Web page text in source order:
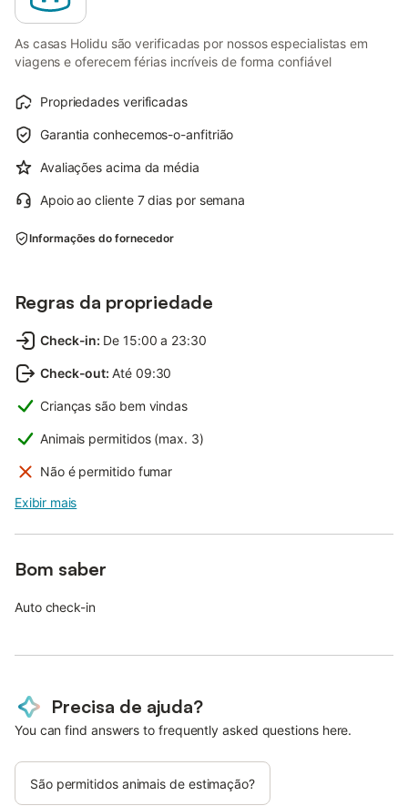
As casas Holidu são verificadas por nossos especialistas em
viagens e oferecem férias incríveis de forma confiável
Propriedades verificadas
Garantia conhecemos-o-anfitrião
Avaliações acima da média
Apoio ao cliente 7 dias por semana
Informações do fornecedor
Regras da propriedade
Check-in: De 15:00 a 23:30
Check-out: Até 09:30
Crianças são bem vindas
Animais permitidos (max. 3)
Não é permitido fumar
Exibir mais
Bom saber
Auto check-in
Precisa de ajuda?
You can find answers to frequently asked questions here.
São permitidos animais de estimação?